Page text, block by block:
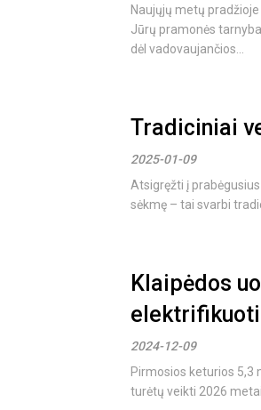
Naujųjų metų
Jūrų pramonės
dėl vadovaujančios...
Tradiciniai
2025-01-09
Atsigręžti į
sėkmę – tai svarbi
Klaipėdos
2024-12-09
Pirmosios keturios 5,3
turėtų veikti 2026